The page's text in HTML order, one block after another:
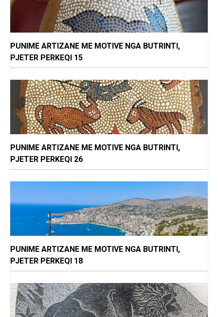
PUNIME ARTIZANE ME MOTIVE NGA BUTRINTI,
PJETER PERKEQI 15
PUNIME ARTIZANE ME MOTIVE NGA BUTRINTI,
PJETER PERKEQI 26
PUNIME ARTIZANE ME MOTIVE NGA BUTRINTI,
PJETER PERKEQI 18